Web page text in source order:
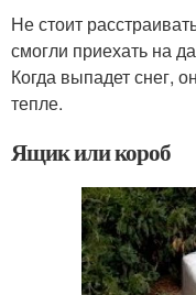
Не стоит
смогли приехать на
Когда выпадет снег,
тепле.
Ящик или короб